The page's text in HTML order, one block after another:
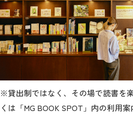
※貸出制ではなく、その場で読書を
くは「MG BOOK SPOT」内の利用